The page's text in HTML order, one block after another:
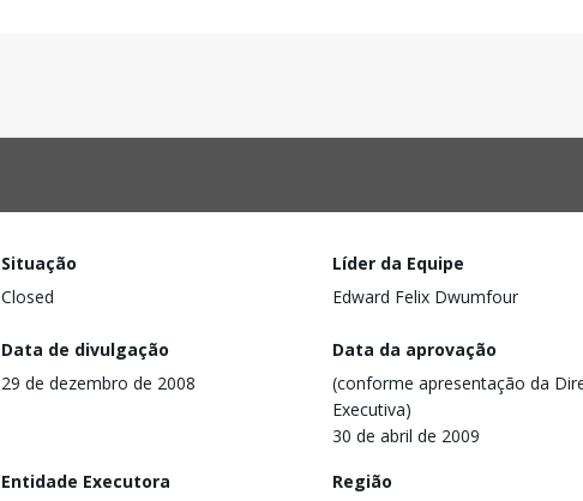
Situação
Closed
Líder da Equipe
Edward Felix Dwumfour
Data de divulgação
29 de dezembro de 2008
Data da aprovação
(conforme apresentação da
Executiva)
30 de abril de 2009
Entidade Executora
Região